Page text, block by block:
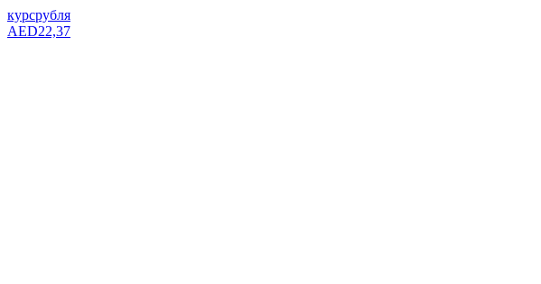
курсрубля
AED22,37